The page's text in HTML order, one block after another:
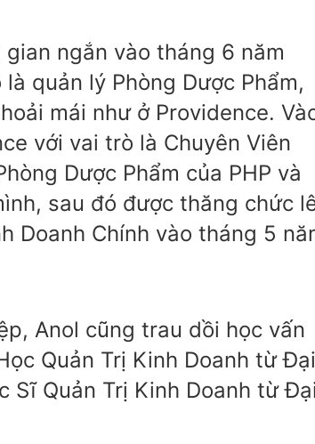
ngắn vào tháng 6 năm
quản lý Phòng Dược Phẩm,
mái như ở Providence.
với vai trò là Chuyên Viên
Dược Phẩm của PHP và
sau đó được thăng chức
Doanh Chính vào tháng 5
Anol cũng trau dồi học vấn
Quản Trị Kinh Doanh từ Đại
Sĩ Quản Trị Kinh Doanh từ